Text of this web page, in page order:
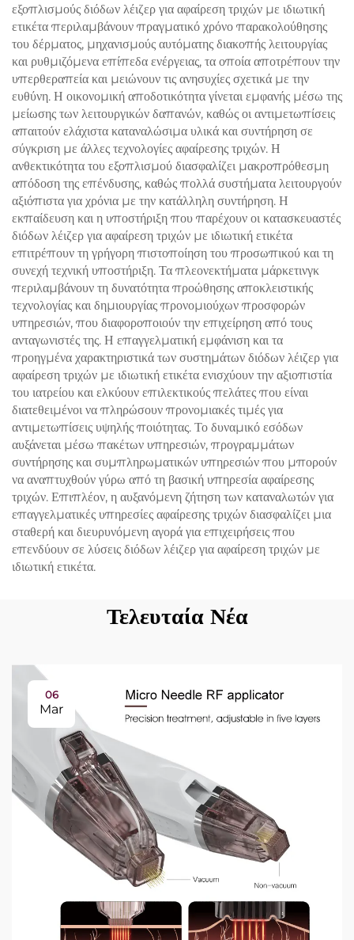
εξοπλισμούς διόδων λέιζερ για αφαίρεση τριχών με ιδιωτική
ετικέτα περιλαμβάνουν πραγματικό χρόνο παρακολούθησης
του δέρματος, μηχανισμούς αυτόματης διακοπής λειτουργίας
και ρυθμιζόμενα επίπεδα ενέργειας, τα οποία αποτρέπουν την
υπερθεραπεία και μειώνουν τις ανησυχίες σχετικά με την
ευθύνη. Η οικονομική αποδοτικότητα γίνεται εμφανής μέσω της
μείωσης των λειτουργικών δαπανών, καθώς οι αντιμετωπίσεις
απαιτούν ελάχιστα καταναλώσιμα υλικά και συντήρηση σε
σύγκριση με άλλες τεχνολογίες αφαίρεσης τριχών. Η
ανθεκτικότητα του εξοπλισμού διασφαλίζει μακροπρόθεσμη
απόδοση της επένδυσης, καθώς πολλά συστήματα λειτουργούν
αξιόπιστα για χρόνια με την κατάλληλη συντήρηση. Η
εκπαίδευση και η υποστήριξη που παρέχουν οι κατασκευαστές
διόδων λέιζερ για αφαίρεση τριχών με ιδιωτική ετικέτα
επιτρέπουν τη γρήγορη πιστοποίηση του προσωπικού και τη
συνεχή τεχνική υποστήριξη. Τα πλεονεκτήματα μάρκετινγκ
περιλαμβάνουν τη δυνατότητα προώθησης αποκλειστικής
τεχνολογίας και δημιουργίας προνομιούχων προσφορών
υπηρεσιών, που διαφοροποιούν την επιχείρηση από τους
ανταγωνιστές της. Η επαγγελματική εμφάνιση και τα
προηγμένα χαρακτηριστικά των συστημάτων διόδων λέιζερ για
αφαίρεση τριχών με ιδιωτική ετικέτα ενισχύουν την αξιοπιστία
του ιατρείου και ελκύουν επιλεκτικούς πελάτες που είναι
διατεθειμένοι να πληρώσουν προνομιακές τιμές για
αντιμετωπίσεις υψηλής ποιότητας. Το δυναμικό εσόδων
αυξάνεται μέσω πακέτων υπηρεσιών, προγραμμάτων
συντήρησης και συμπληρωματικών υπηρεσιών που μπορούν
να αναπτυχθούν γύρω από τη βασική υπηρεσία αφαίρεσης
τριχών. Επιπλέον, η αυξανόμενη ζήτηση των καταναλωτών για
επαγγελματικές υπηρεσίες αφαίρεσης τριχών διασφαλίζει μια
σταθερή και διευρυνόμενη αγορά για επιχειρήσεις που
επενδύουν σε λύσεις διόδων λέιζερ για αφαίρεση τριχών με
ιδιωτική ετικέτα.
Τελευταία Νέα
06
Mar